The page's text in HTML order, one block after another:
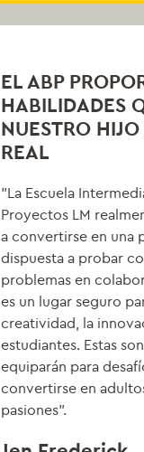
EL ABP
HABILIDADES
NUESTRO
REAL
"La Escuela
Proyectos LM
a convertirse en una
dispuesta a probar
problemas en
es un lugar seguro
creatividad, la
estudiantes. Estas
equiparán para
convertirse en
pasiones".